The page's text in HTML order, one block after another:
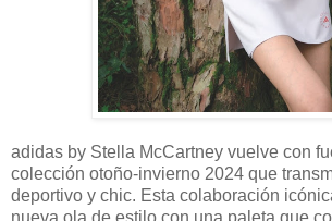
adidas by Stella McCartney vuelve con
colección otoño-invierno 2024 que
deportivo y chic. Esta colaboración